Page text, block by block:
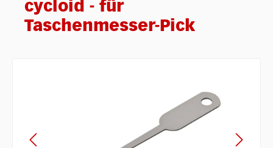
cycloid - für
Taschenmesser-Pick